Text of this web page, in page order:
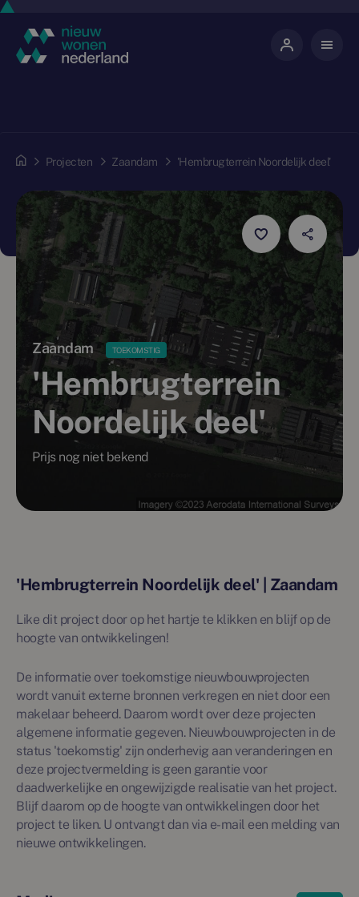
Projecten Zaandam 'Hembrugterrein Noordelijk deel'
Zaandam TOEKOMSTIG
'Hembrugterrein
Noordelijk deel'
Prijs nog niet bekend
'Hembrugterrein Noordelijk deel' | Zaandam
Like dit project door op het hartje te klikken en blijf op de
hoogte van ontwikkelingen!
De informatie over toekomstige nieuwbouwprojecten
wordt vanuit externe bronnen verkregen en niet door een
makelaar beheerd. Daarom wordt over deze projecten
algemene informatie gegeven. Nieuwbouwprojecten in de
status 'toekomstig' zijn onderhevig aan veranderingen en
deze projectvermelding is geen garantie voor
daadwerkelijke en ongewijzigde realisatie van het project.
Blijf daarom op de hoogte van ontwikkelingen door het
project te liken. U ontvangt dan via e-mail een melding van
nieuwe ontwikkelingen.